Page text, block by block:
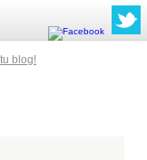
blog!